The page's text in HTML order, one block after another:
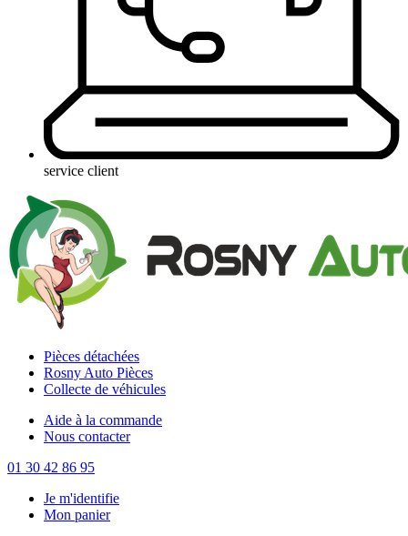
service client
Pièces détachées
Rosny Auto Pièces
Collecte de véhicules
Aide à la commande
Nous contacter
01 30 42 86 95
Je m'identifie
Mon panier